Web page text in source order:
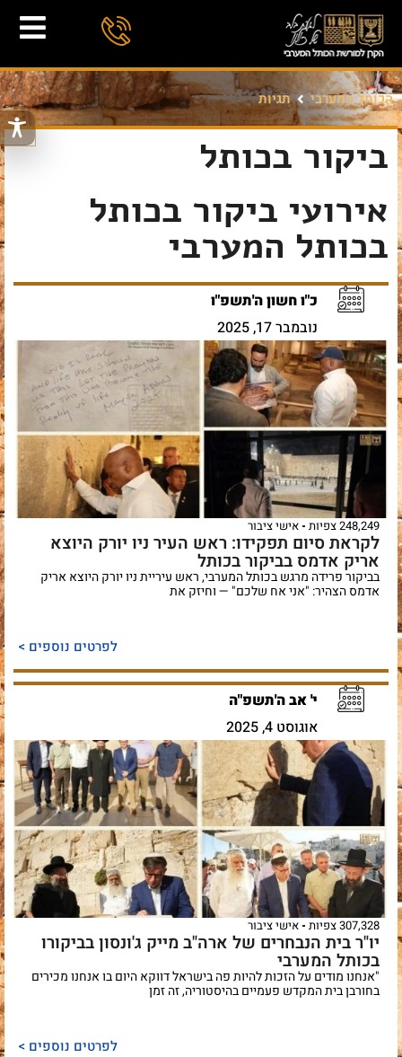
הכותל המערבי תגיות
ביקור בכותל
אירועי ביקור בכותל
בכותל המערבי
כ"ו חשון ה'תשפ"ו
נובמבר 17, 2025
248,249 צפיות אישי ציבור
לקראת סיום תפקידו: ראש העיר ניו יורק היוצא
אריק אדמס בביקור בכותל
בביקור פרידה מרגש בכותל המערבי, ראש עיריית ניו יורק היוצא אריק
אדמס הצהיר: "אני אח שלכם" — וחיזק את
לפרטים נוספים >
י' אב ה'תשפ"ה
אוגוסט 4, 2025
307,328 צפיות אישי ציבור
יו"ר בית הנבחרים של ארה"ב מייק ג'ונסון בביקורו
בכותל המערבי
"אנחנו מודים על הזכות להיות פה בישראל דווקא היום בו אנחנו מכירים
בחורבן בית המקדש פעמיים בהיסטוריה, זה זמן
לפרטים נוספים >